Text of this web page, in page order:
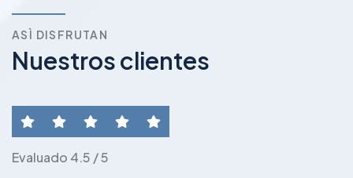
ASÌ DISFRUTAN
Nuestros clientes
Evaluado 4.5 / 5